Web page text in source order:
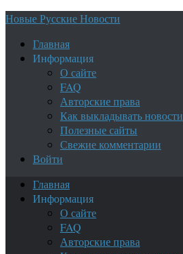
Новые Русские Новости
Главная
Информация
О сайте
FAQ
Авторские права
Как выкладывать новости
Полезные сайты
Свежие комментарии
Войти
Главная
Информация
О сайте
FAQ
Авторские права